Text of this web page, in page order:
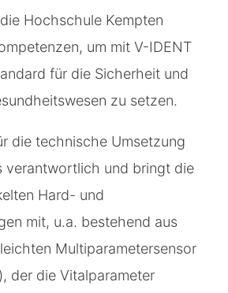
Hochschule Kempten
um mit V-IDENT
für die Sicherheit und
zu setzen.
die technische Umsetzung
verantwortlich und bringt die
Hard- und
mit, u.a. bestehend aus
Multiparametersensor
), der die Vitalparameter